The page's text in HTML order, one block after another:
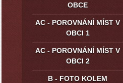
OBCE
AC - POROVNÁNÍ MÍST V
OBCI 1
AC - POROVNÁNÍ MÍST V
OBCI 2
B - FOTO KOLEM